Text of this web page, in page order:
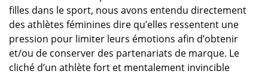
filles dans le sport, nous avons entendu directement
des athlètes féminines dire qu’elles ressentent une
pression pour limiter leurs émotions afin d’obtenir
et/ou de conserver des partenariats de marque. Le
cliché d’un athlète fort et mentalement invincible